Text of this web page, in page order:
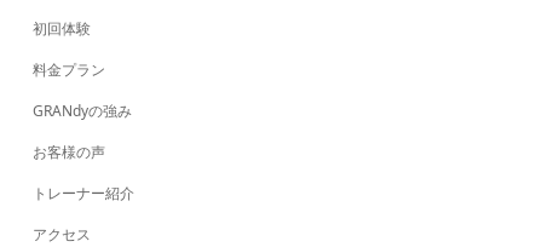
初回体験
料金プラン
GRANdyの強み
お客様の声
トレーナー紹介
アクセス